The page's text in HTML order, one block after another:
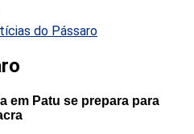
em Patu se prepara para